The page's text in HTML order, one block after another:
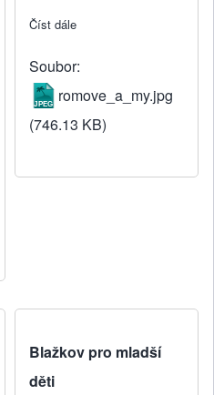
a vernisáž ateliéru Atrium
Číst dále
Soubor
romove_a_my.jpg
(746.13 KB)
Blažkov pro mladší
děti